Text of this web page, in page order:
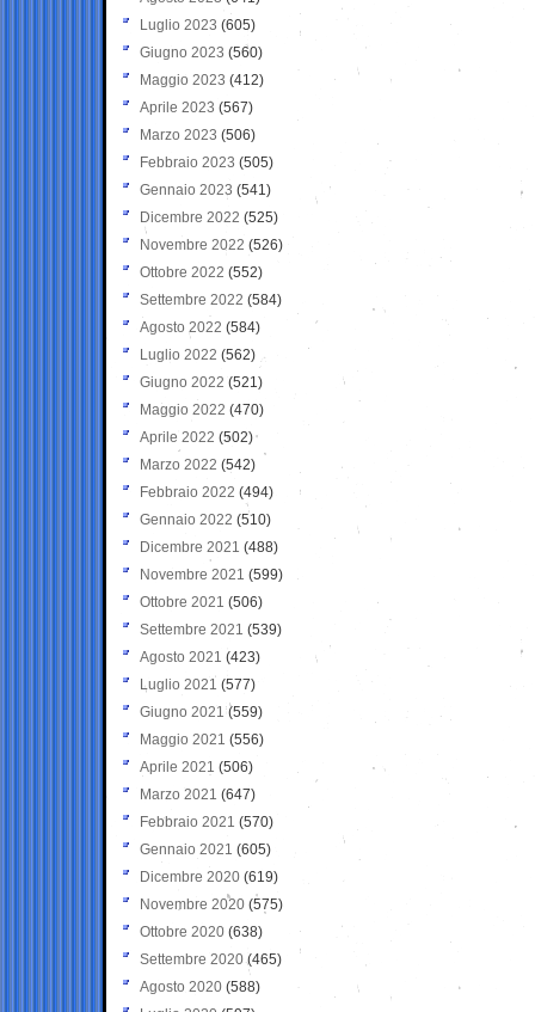
Luglio 2023 (605)
Giugno 2023 (560)
Maggio 2023 (412)
Aprile 2023 (567)
Marzo 2023 (506)
Febbraio 2023 (505)
Gennaio 2023 (541)
Dicembre 2022 (525)
Novembre 2022 (526)
Ottobre 2022 (552)
Settembre 2022 (584)
Agosto 2022 (584)
Luglio 2022 (562)
Giugno 2022 (521)
Maggio 2022 (470)
Aprile 2022 (502)
Marzo 2022 (542)
Febbraio 2022 (494)
Gennaio 2022 (510)
Dicembre 2021 (488)
Novembre 2021 (599)
Ottobre 2021 (506)
Settembre 2021 (539)
Agosto 2021 (423)
Luglio 2021 (577)
Giugno 2021(559)
Maggio 2021 (556)
Aprile 2021 (506)
Marzo 2021 (647)
Febbraio 2021 (570)
Gennaio 2021 (605)
Dicembre 2020 (619)
Novembre 2020 (575)
Ottobre 2020 (638)
Settembre 2020(465)
Agosto 2020 (588)